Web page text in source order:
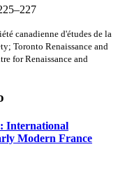
canadienne d'études de la
Toronto Renaissance and
for Renaissance and
International
Modern France